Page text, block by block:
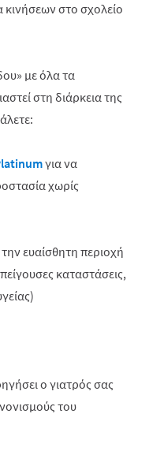
κινήσεων στο σχολείο
με όλα τα
στη διάρκεια της
για να
χωρίς
ευαίσθητη περιοχή
καταστάσεις,
ο γιατρός σας
του